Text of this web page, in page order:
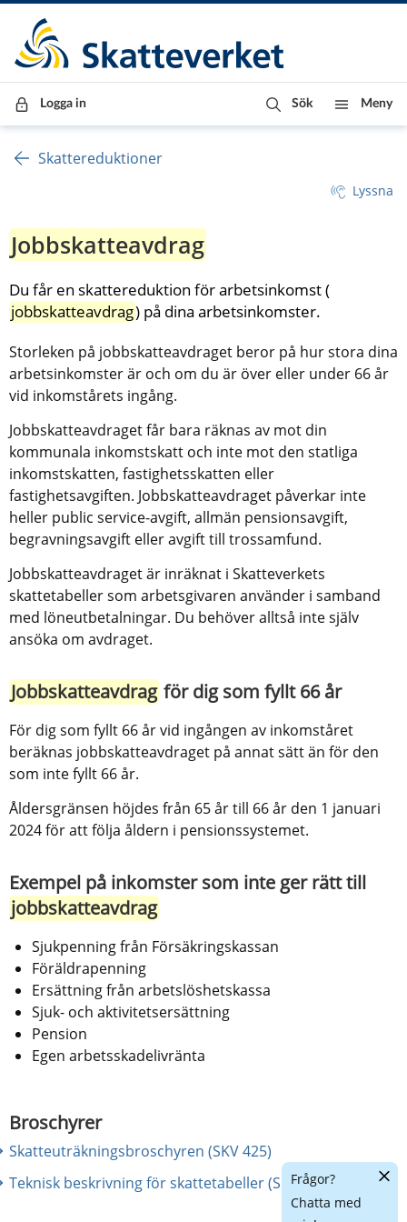
Till innehåll
Till navigationen
Till chattrobot
Logga in Sök Meny
Skattereduktioner
Lyssna
Jobbskatteavdrag
Du får en skattereduktion för arbetsinkomst (
jobbskatteavdrag) på dina arbetsinkomster.
Storleken på jobbskatteavdraget beror på hur stora dina
arbetsinkomster är och om du är över eller under 66 år
vid inkomstårets ingång.
Jobbskatteavdraget får bara räknas av mot din
kommunala inkomstskatt och inte mot den statliga
inkomstskatten, fastighetsskatten eller
fastighetsavgiften. Jobbskatteavdraget påverkar inte
heller public service-avgift, allmän pensionsavgift,
begravningsavgift eller avgift till trossamfund.
Jobbskatteavdraget är inräknat i Skatteverkets
skattetabeller som arbetsgivaren använder i samband
med löneutbetalningar. Du behöver alltså inte själv
ansöka om avdraget.
Jobbskatteavdrag för dig som fyllt 66 år
För dig som fyllt 66 år vid ingången av inkomståret
beräknas jobbskatteavdraget på annat sätt än för den
som inte fyllt 66 år.
Åldersgränsen höjdes från 65 år till 66 år den 1 januari
2024 för att följa åldern i pensionssystemet.
Exempel på inkomster som inte ger rätt till
jobbskatteavdrag
Sjukpenning från Försäkringskassan
Föräldrapenning
Ersättning från arbetslöshetskassa
Sjuk- och aktivitetsersättning
Pension
Egen arbetsskadelivränta
Broschyrer
Skatteuträkningsbroschyren (SKV 425)
Teknisk beskrivning för skattetabeller (SKV 433)
Frågor?
Chatta med
Dölj